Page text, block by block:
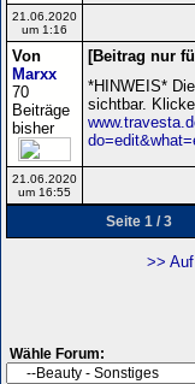
21.06.2020
um 1:16
Von
Marxx
70
Beiträge
bisher
[Beitrag nur
*HINWEIS*
sichtbar.
21.06.2020
um 16:55
Seite 1 / 3
>>
Wähle Forum: